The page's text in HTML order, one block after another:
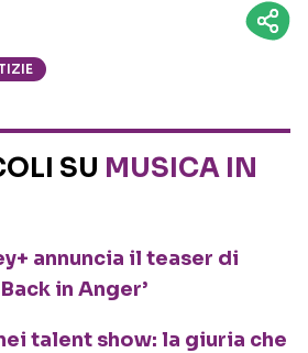
SU MUSICA IN
annuncia il teaser di
in Anger’
talent show: la giuria che